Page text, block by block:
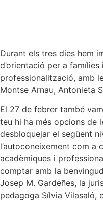
Durant els tres dies hem
d’orientació per a
professionalització, amb
Montse Arnau, Antonieta
El 27 de febrer també
teu hi ha més opcions de
desbloquejar el següent
l’autoconeixement com a
acadèmiques i
comptar amb la
Josep M. Gardeñes, la
pedagoga Sílvia Vilasaló,